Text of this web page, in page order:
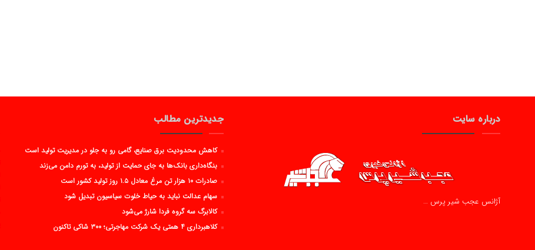
درباره سایت
آژانس عجب شیر پرس …
جدیدترین مطالب
کاهش محدودیت برق صنایع، گامی رو به جلو در مدیریت تولید است
بنگاه‌داری بانک‌ها به جای حمایت از تولید، به تورم دامن می‌زند
صادرات ۱۰ هزار تن مرغ معادل ۱.۵ روز تولید کشور است
سهام عدالت نباید به حیاط خلوت سیاسیون تبدیل شود
کالابرگ سه گروه فردا شارژ می‌شود
کلاهبرداری ۴ همتی یک شرکت مهاجرتی؛ ۳۰۰ شاکی تاکنون